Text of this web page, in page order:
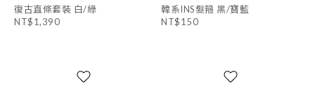
復古直條套裝 白/綠
NT$1,390
韓系INS髮箍 黑/寶藍
NT$150